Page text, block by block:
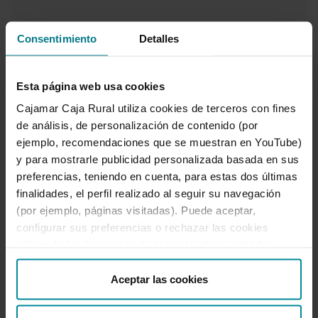
Consentimiento Detalles
Esta página web usa cookies
Cajamar Caja Rural utiliza cookies de terceros con fines
de análisis, de personalización de contenido (por
ejemplo, recomendaciones que se muestran en YouTube)
y para mostrarle publicidad personalizada basada en sus
preferencias, teniendo en cuenta, para estas dos últimas
finalidades, el perfil realizado al seguir su navegación
(por ejemplo, páginas visitadas). Puede aceptar,
configurar sus preferencias o rechazar las cookies
“Detalles”. También puede obtener más información, así
como cambiar el consentimiento en cualquier momento
desde nuestraPolítica de Cookies.
Aceptar las cookies
Coneix totes
les nostres
assegurances
i descobreix què és la tranquil·litat
Anar a Assegurances Cajamar